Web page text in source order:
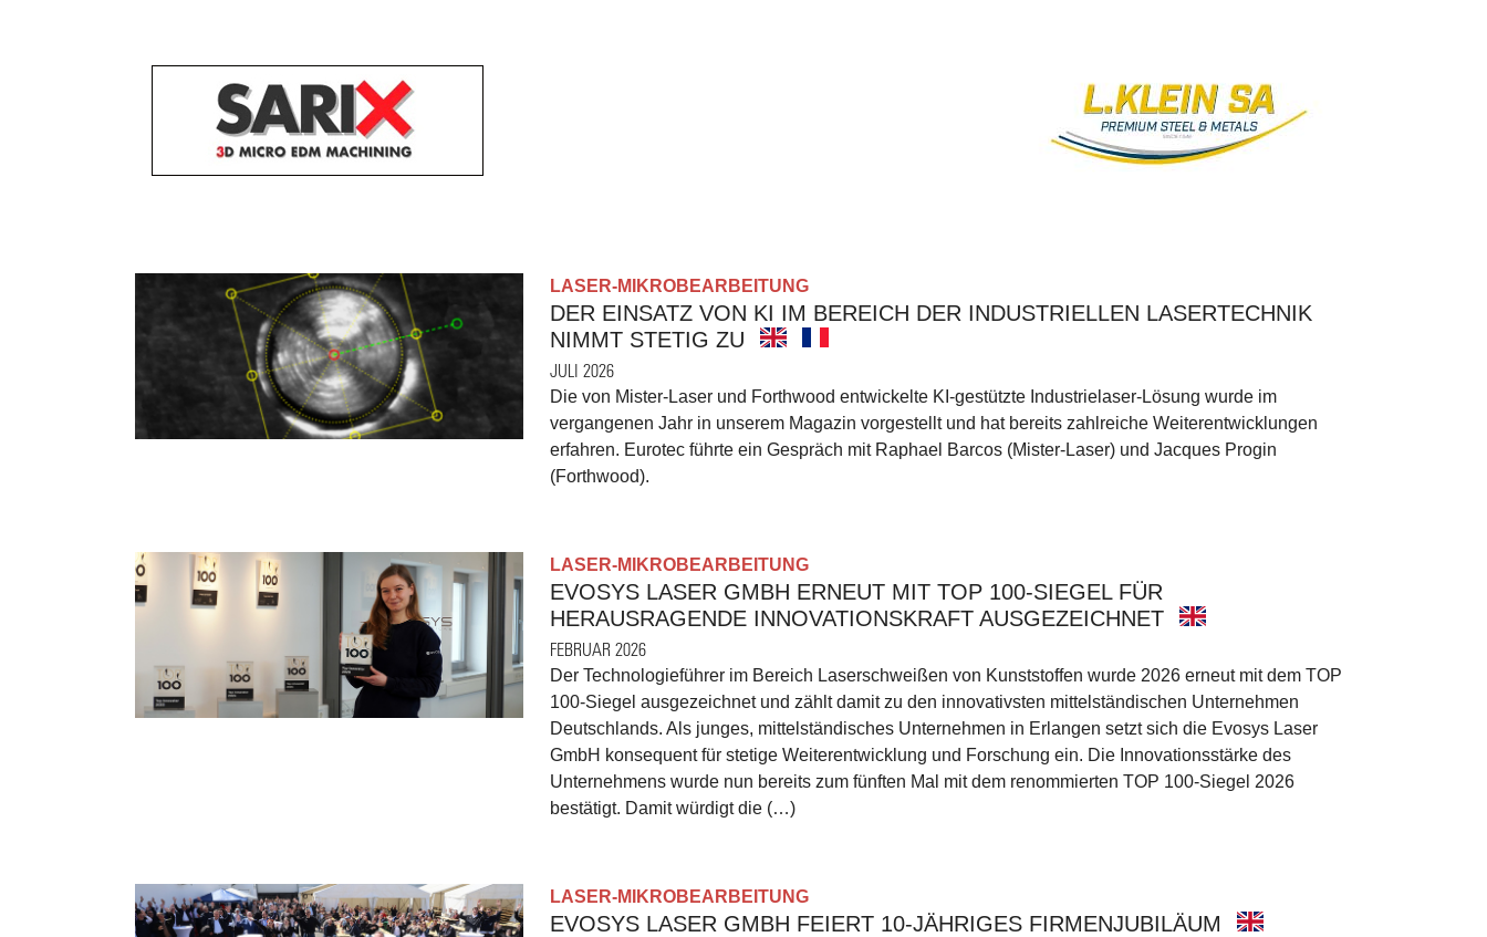
LASER-MIKROBEARBEITUNG
DER EINSATZ VON KI IM BEREICH DER INDUSTRIELLEN LASERTECHNIK
NIMMT STETIG ZU
JULI 2026
Die von Mister-Laser und Forthwood entwickelte KI-gestützte Industrielaser-Lösung wurde im
vergangenen Jahr in unserem Magazin vorgestellt und hat bereits zahlreiche Weiterentwicklungen
erfahren. Eurotec führte ein Gespräch mit Raphael Barcos (Mister-Laser) und Jacques Progin
(Forthwood).
LASER-MIKROBEARBEITUNG
EVOSYS LASER GMBH ERNEUT MIT TOP 100-SIEGEL FÜR
HERAUSRAGENDE INNOVATIONSKRAFT AUSGEZEICHNET
FEBRUAR 2026
Der Technologieführer im Bereich Laserschweißen von Kunststoffen wurde 2026 erneut mit dem TOP
100-Siegel ausgezeichnet und zählt damit zu den innovativsten mittelständischen Unternehmen
Deutschlands. Als junges, mittelständisches Unternehmen in Erlangen setzt sich die Evosys Laser
GmbH konsequent für stetige Weiterentwicklung und Forschung ein. Die Innovationsstärke des
Unternehmens wurde nun bereits zum fünften Mal mit dem renommierten TOP 100-Siegel 2026
bestätigt. Damit würdigt die (…)
LASER-MIKROBEARBEITUNG
EVOSYS LASER GMBH FEIERT 10-JÄHRIGES FIRMENJUBILÄUM